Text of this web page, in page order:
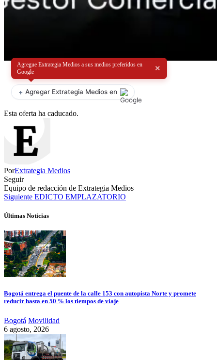
Agregue Extrategia Medios a sus medios preferidos en
Google
×
+ Agregar Extrategia Medios en
Esta oferta ha caducado.
PorExtrategia Medios
Seguir
Equipo de redacción de Extrategia Medios
Siguiente EDICTO EMPLAZATORIO
Últimas Noticias
Bogotá entrega el puente de la calle 153 con autopista Norte y promete
reducir hasta en 50 % los tiempos de viaje
Bogotá Movilidad
6 agosto, 2026